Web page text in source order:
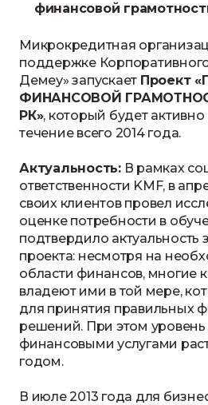
финансовой
Микрокредитная
поддержке
Демеу» запускает Проект
ФИНАНСОВОЙ
РК», который будет
течение всего 2014 года.
Актуальность:В рамках
ответственности KMF, в
своих клиентов провел
оценке потребности в
подтвердило актуальность
проекта: несмотря на
области финансов, многие
владеют ими в той мере,
для принятия правильных
решений. При этом уровень
финансовыми услугами
годом.
В июле 2013 года для